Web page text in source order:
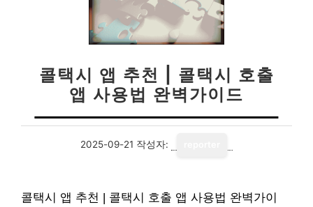
콜택시 앱 추천 | 콜택시 호출
앱 사용법 완벽가이드
2025-09-21 작성자:
콜택시 앱 추천 | 콜택시 호출 앱 사용법 완벽가이